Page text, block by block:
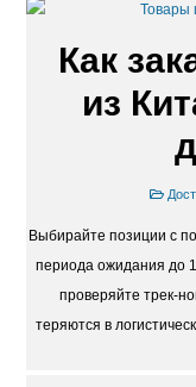
Как
из
Выбирайте позиции с
периода ожидания до
проверяйте трек-
теряются в